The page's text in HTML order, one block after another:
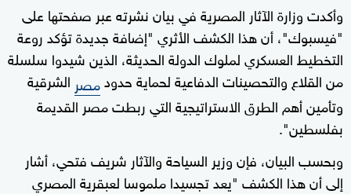
وأكدت وزارة الآثار المصرية في بيان نشرته عبر صفحتها على
"فيسبوك"، أن هذا الكشف الأثري "إضافة جديدة تؤكد روعة
التخطيط العسكري لملوك الدولة الحديثة، الذين شيدوا سلسلة
من القلاع والتحصينات الدفاعية لحماية حدودمصر الشرقية
وتأمين أهم الطرق الاستراتيجية التي ربطت مصر القديمة
بفلسطين".
وبحسب البيان، فإن وزير السياحة والآثار شريف فتحي، أشار
إلى أن هذا الكشف "يعد تجسيدا ملموسا لعبقرية المصري